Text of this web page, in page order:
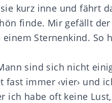
kurz inne und fährt
finde. Mir gefällt
Sternenkind. So
sind sich nicht
immer ‹vier› und
ich habe oft keine